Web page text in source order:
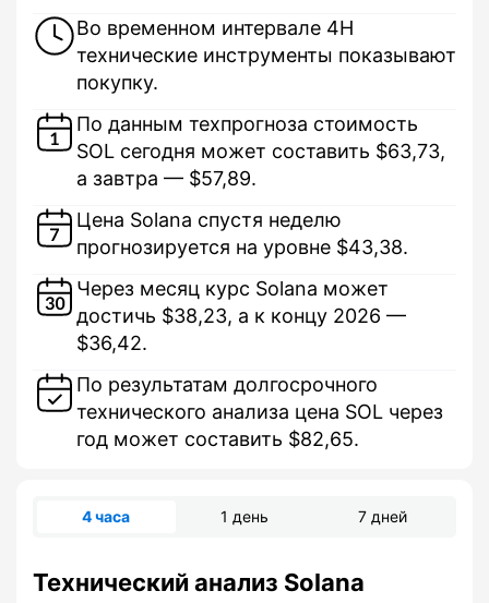
Во временном интервале 4H
технические инструменты показывают
покупку.
По данным техпрогноза стоимость
SOL сегодня может составить $63,73,
а завтра — $57,89.
Цена Solana спустя неделю
прогнозируется на уровне $43,38.
Через месяц курс Solana может
достичь $38,23, а к концу 2026 —
$36,42.
По результатам долгосрочного
технического анализа цена SOL через
год может составить $82,65.
4 часа 1 день 7 дней
Технический анализ Solana